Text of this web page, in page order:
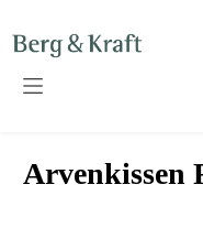
Arvenkissen